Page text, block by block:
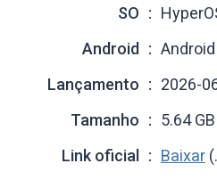
SO
Android
Lançamento
2026-
Tamanho
5.64 GB
Link oficial
Baixar